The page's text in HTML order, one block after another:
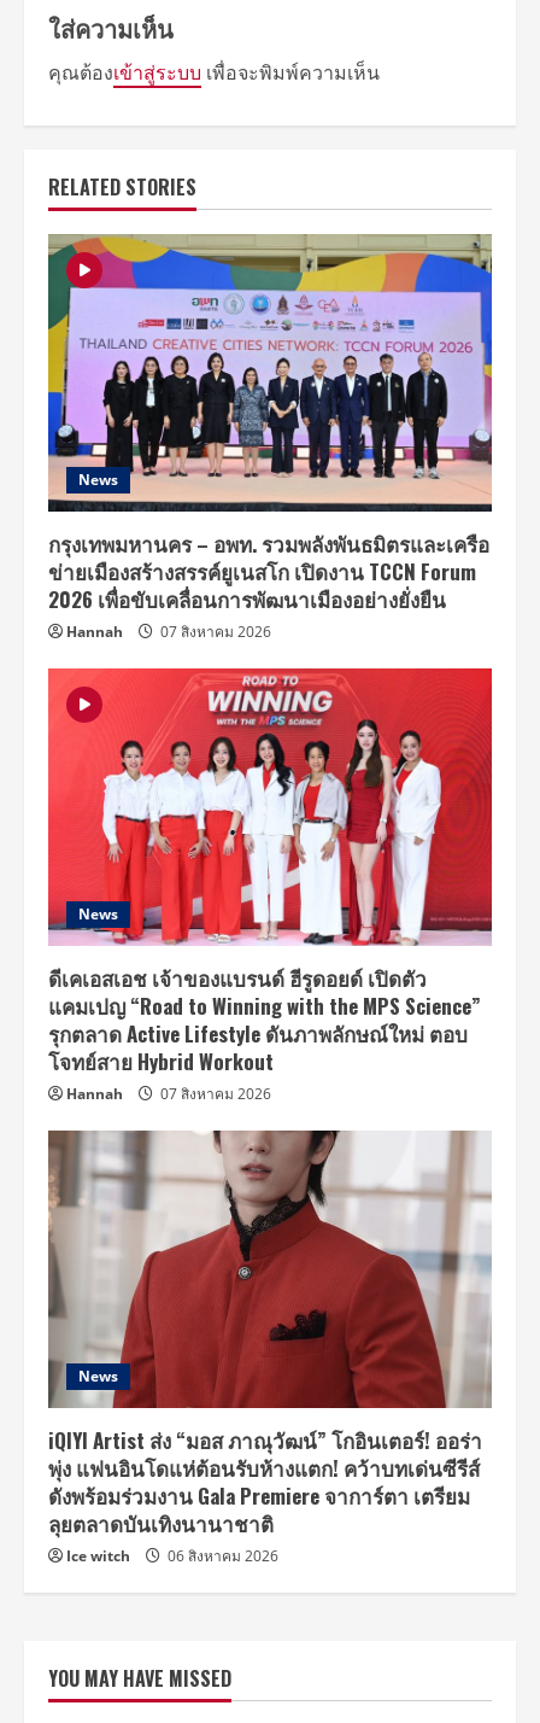
ใส่ความเห็น
คุณต้องเข้าสู่ระบบ เพื่อจะพิมพ์ความเห็น
RELATED STORIES
News
กรุงเทพมหานคร – อพท. รวมพลังพันธมิตรและเครือ
ข่ายเมืองสร้างสรรค์ยูเนสโก เปิดงาน TCCN Forum
2026 เพื่อขับเคลื่อนการพัฒนาเมืองอย่างยั่งยืน
Hannah 07 สิงหาคม 2026
News
ดีเคเอสเอช เจ้าของแบรนด์ ฮีรูดอยด์ เปิดตัว
แคมเปญ “Road to Winning with the MPS Science”
รุกตลาด Active Lifestyle ดันภาพลักษณ์ใหม่ ตอบ
โจทย์สาย Hybrid Workout
Hannah 07 สิงหาคม 2026
News
iQIYI Artist ส่ง “มอส ภาณุวัฒน์” โกอินเตอร์! ออร่า
พุ่ง แฟนอินโดแห่ต้อนรับห้างแตก! คว้าบทเด่นซีรีส์
ดังพร้อมร่วมงาน Gala Premiere จาการ์ตา เตรียม
ลุยตลาดบันเทิงนานาชาติ
Ice witch 06 สิงหาคม 2026
YOU MAY HAVE MISSED